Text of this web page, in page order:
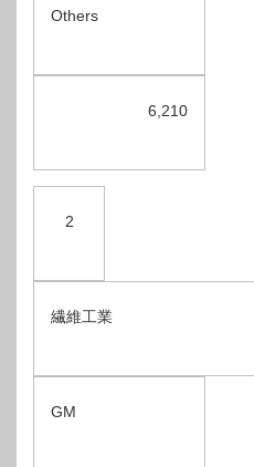
Others
6,210
2
繊維工業
GM